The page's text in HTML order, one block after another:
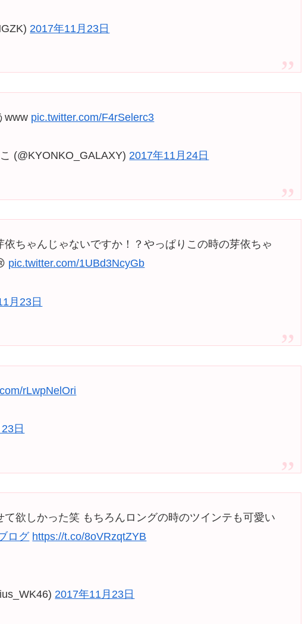
2017年11月23日
www pic.twitter.com/F4rSelerc3
(@KYONKO_GALAXY) 2017年11月24日
ちゃんじゃないですか！？やっぱりこの時の芽依ちゃ
pic.twitter.com/1UBd3NcyGb
月23日
rLwpNelOri
日
欲しかった笑 もちろんロングの時のツインテも可愛い
ログ https://t.co/8oVRzqtZYB
2017年11月23日